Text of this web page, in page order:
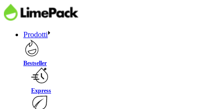
Prodotti
Bestseller
Express